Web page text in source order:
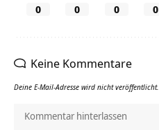
0 0 0 0
Keine Kommentare
Deine E-Mail-Adresse wird nicht veröffentlicht.